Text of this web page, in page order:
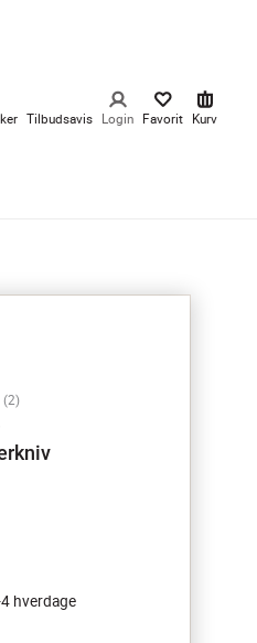
Tilbudsavis Login Favorit Kurv
(2)
hverdage